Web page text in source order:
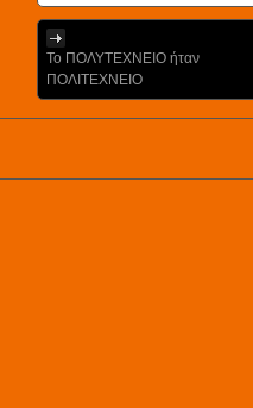
Το ΠΟΛΥΤΕΧΝΕΙΟ ήταν
ΠΟΛΙΤΕΧΝΕΙΟ